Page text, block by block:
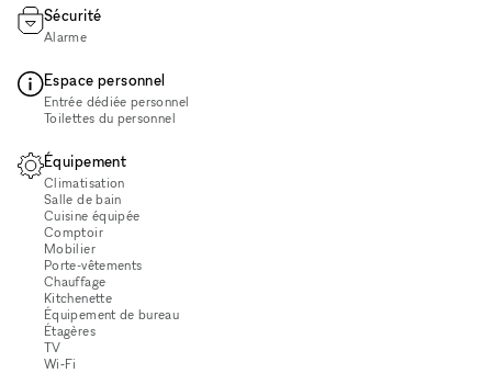
Sécurité
Alarme
Espace personnel
Entrée dédiée personnel
Toilettes du personnel
Équipement
Climatisation
Salle de bain
Cuisine équipée
Comptoir
Mobilier
Porte-vêtements
Chauffage
Kitchenette
Équipement de bureau
Étagères
TV
Wi‑Fi